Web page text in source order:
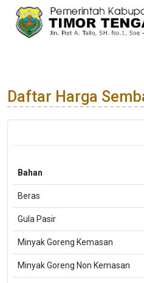
Daftar Harga
Bahan
Beras
Gula Pasir
Minyak Goreng Kemasan
Minyak Goreng Non Kemasan